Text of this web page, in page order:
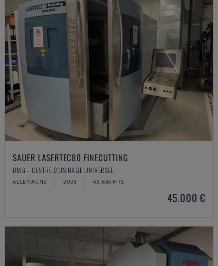
SAUER LASERTEC80 FINECUTTING
DMG - CENTRE D'USINAGE UNIVERSEL
ALLEMAGNE 2006 43.686 HRS
45.000 €